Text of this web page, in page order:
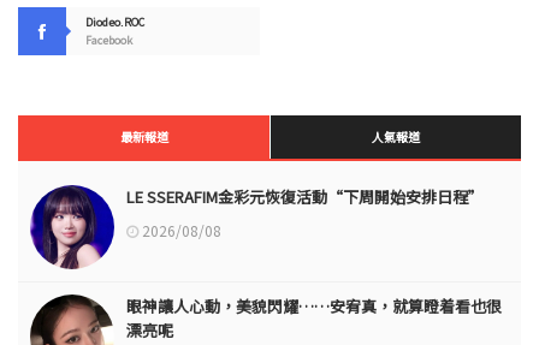
Diodeo.ROC
Facebook
最新報道 人氣報道
LE SSERAFIM金彩元恢復活動“下周開始安排日程”
2026/08/08
眼神讓人心動，美貌閃耀……安宥真，就算瞪着看也很
漂亮呢